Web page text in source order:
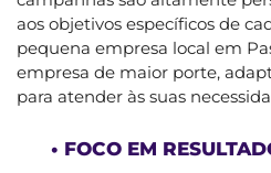
aos objetivos específicos de
pequena empresa local em
empresa de maior porte,
para atender às suas
• FOCO EM